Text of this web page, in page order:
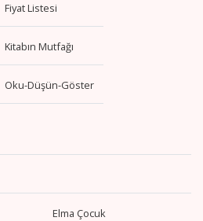
Fiyat Listesi
Kitabın Mutfağı
Oku-Düşün-Göster
Elma Çocuk